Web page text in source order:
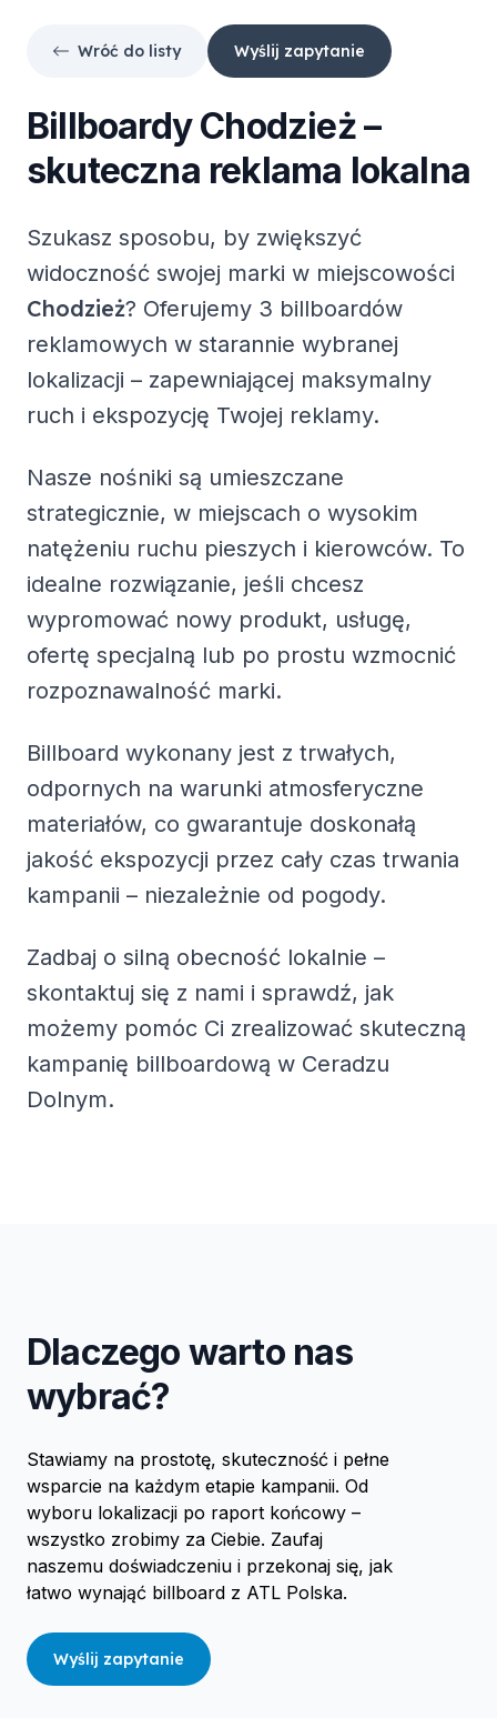
Wróć do listy Wyślij zapytanie
BillboardyChodzież–
skuteczna reklama lokalna
Szukasz sposobu, by zwiększyć
widoczność swojej marki w miejscowości
Chodzież? Oferujemy 3 billboardów
reklamowych w starannie wybranej
lokalizacji – zapewniającej maksymalny
ruch i ekspozycję Twojej reklamy.
Nasze nośniki są umieszczane
strategicznie, w miejscach o wysokim
natężeniu ruchu pieszych i kierowców. To
idealne rozwiązanie, jeśli chcesz
wypromować nowy produkt, usługę,
ofertę specjalną lub po prostu wzmocnić
rozpoznawalność marki.
Billboard wykonany jest z trwałych,
odpornych na warunki atmosferyczne
materiałów, co gwarantuje doskonałą
jakość ekspozycji przez cały czas trwania
kampanii – niezależnie od pogody.
Zadbaj o silną obecność lokalnie –
skontaktuj się z nami i sprawdź, jak
możemy pomóc Ci zrealizować skuteczną
kampanię billboardową w Ceradzu
Dolnym.
Dlaczego warto nas
wybrać?
Stawiamy na prostotę, skuteczność i pełne
wsparcie na każdym etapie kampanii. Od
wyboru lokalizacji po raport końcowy –
wszystko zrobimy za Ciebie. Zaufaj
naszemu doświadczeniu i przekonaj się, jak
łatwo wynająć billboard z ATL Polska.
Wyślij zapytanie